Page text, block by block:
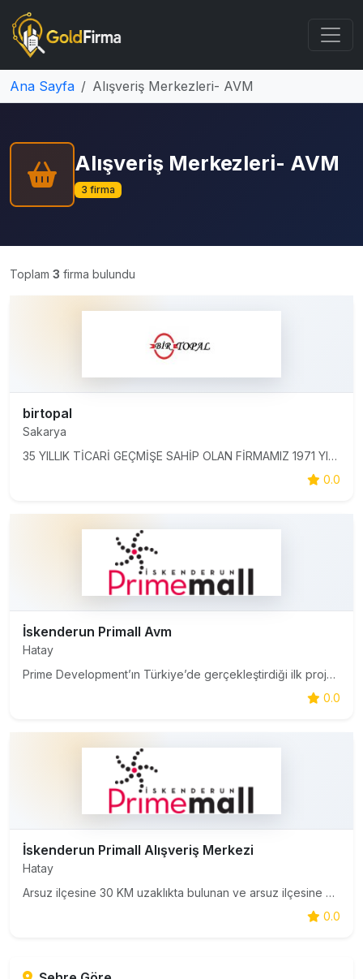
Ana Sayfa Alışveriş Merkezleri- AVM
Alışveriş Merkezleri- AVM
3 firma
Toplam 3 firma bulundu
birtopal
Sakarya
35 YILLIK TİCARİ GEÇMİŞE SAHİP OLAN FİRMAMIZ 1971 YILINDA TRABZON'DAN SAKARYA'YA GELEREK 1981 YILINDA TİCARİ HAYATIMIZA BAŞLADIK.9 KARDEŞ OLARAK ZORLU BİR MÜCADELEDEN SONRA 2017 YILINDA KURUMSAL KİMLİĞİMİZE KAVUŞUP ONLİNE SATIŞ İLE SİZ SAYGIDEĞER MÜŞTERİLERİMİZE EN KALİTELİ VE EN GÜVENLİ HİZMETİ VER
0.0
İskenderun Primall Avm
Hatay
Prime Development’ın Türkiye’de gerçekleştirdiği ilk proje olan Primemall İskenderun 25 Ağustos 2010 tarihinde hizmete girdi. Dört kattan oluşan alışveriş merkezimizde tekstil, elektronik, süpermarket, foodcourt, kafe ve bistroların yanı sıra 8 salondan oluş
0.0
İskenderun Primall Alışveriş Merkezi
Hatay
Arsuz ilçesine 30 KM uzaklıkta bulunan ve arsuz ilçesine en yakın avmdir
0.0